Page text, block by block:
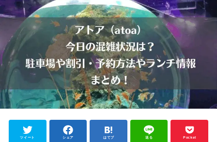
ツイート シェア はてブ 送る Pocket